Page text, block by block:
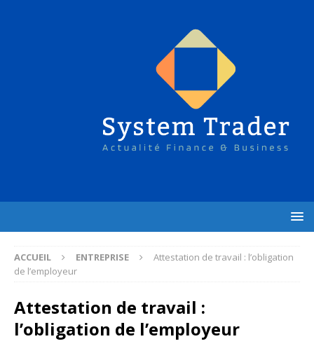
ACCUEIL ENTREPRISE
Attestation de travail : l’obligation
de l’employeur
Attestation de travail :
l’obligation de l’employeur